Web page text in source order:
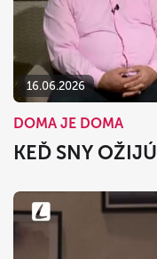
16.06.2026
DOMA JE DOMA
KEĎ SNY OŽIJÚ